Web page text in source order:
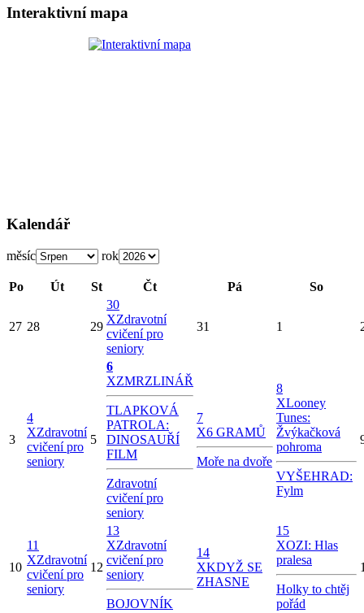
Interaktivní mapa
Kalendář
měsíc rok
Po Út St Čt Pá So
27 28 29
30
XZdravotní
cvičení pro
seniory
31 1
3
4
XZdravotní
cvičení pro
seniory
5
6
XZMRZLINÁŘ
TLAPKOVÁ
PATROLA:
DINOSAUŘÍ
FILM
Zdravotní
cvičení pro
seniory
7
X6 GRAMŮ
Moře na dvoře
8
XLooney
Tunes:
Žvýkačková
pohroma
VYŠEHRAD:
Fylm
10
11
XZdravotní
cvičení pro
seniory
12
13
XZdravotní
cvičení pro
seniory
BOJOVNÍK
14
XKDYŽ SE
ZHASNE
15
XOZI: Hlas
pralesa
Holky to chtěj
pořád